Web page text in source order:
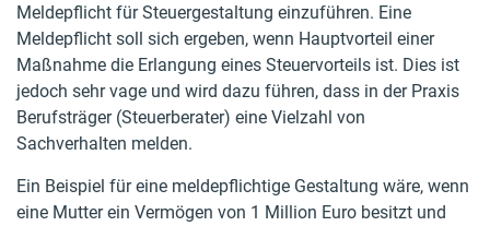
Meldepflicht für Steuergestaltung einzuführen. Eine
Meldepflicht soll sich ergeben, wenn Hauptvorteil einer
Maßnahme die Erlangung eines Steuervorteils ist. Dies ist
jedoch sehr vage und wird dazu führen, dass in der Praxis
Berufsträger (Steuerberater) eine Vielzahl von
Sachverhalten melden.
Ein Beispiel für eine meldepflichtige Gestaltung wäre, wenn
eine Mutter ein Vermögen von 1 Million Euro besitzt und